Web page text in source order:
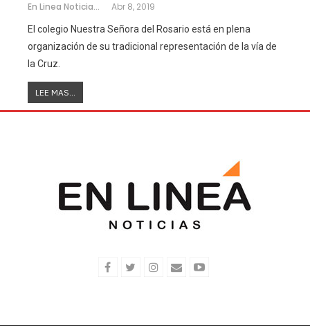
En Linea Noticias Abr 8, 2019
El colegio Nuestra Señora del Rosario está en plena
organización de su tradicional representación de la vía de
la Cruz.
LEE MAS...